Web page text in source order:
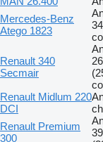
Mercedes-Benz
Atego 1823
Renault 340
Secmair
Renault Midlum 220
DCI
Renault Premium
300